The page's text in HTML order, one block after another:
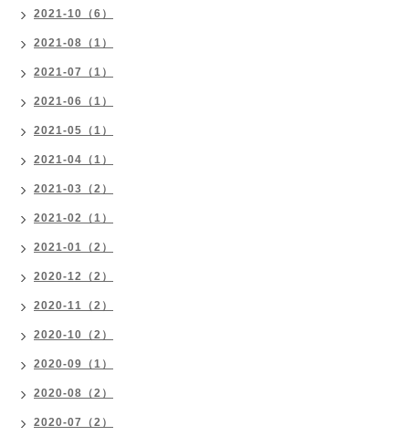
2021-10（6）
2021-08（1）
2021-07（1）
2021-06（1）
2021-05（1）
2021-04（1）
2021-03（2）
2021-02（1）
2021-01（2）
2020-12（2）
2020-11（2）
2020-10（2）
2020-09（1）
2020-08（2）
2020-07（2）